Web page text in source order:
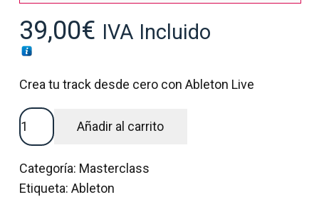
USA dollar
39,00€ IVA Incluido
Crea tu track desde cero con Ableton Live
CREA
TU
DESDE
CERO
Añadir al carrito
Categoría: Masterclass
Etiqueta: Ableton